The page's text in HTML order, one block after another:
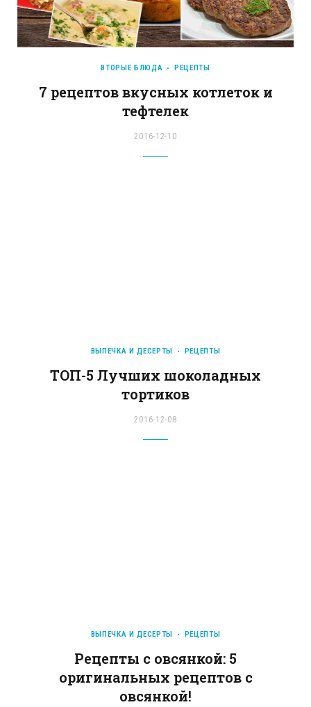
ВТОРЫЕ БЛЮДА РЕЦЕПТЫ
7 рецептов вкусных котлеток и
тефтелек
2016-12-10
ВЫПЕЧКА И ДЕСЕРТЫ РЕЦЕПТЫ
ТОП-5 Лучших шоколадных
тортиков
2016-12-08
ВЫПЕЧКА И ДЕСЕРТЫ РЕЦЕПТЫ
Рецепты с овсянкой: 5
оригинальных рецептов с
овсянкой!